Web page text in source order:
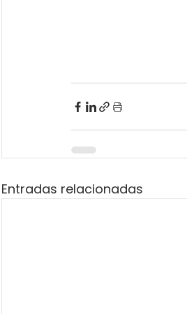
Entradas relacionadas